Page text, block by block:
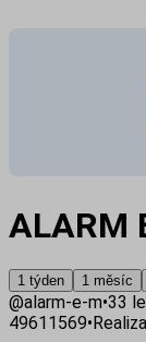
ALARM
1 týden 1 měsíc
@alarm-e-m•33
49611569•